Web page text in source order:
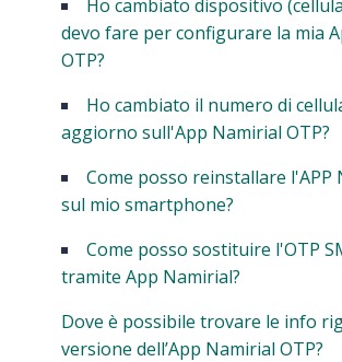
Ho cambiato dispositivo
devo fare per configurare la mia
OTP?
Ho cambiato il numero di
aggiorno sull'App Namirial OTP?
Come posso reinstallare l'APP
sul mio smartphone?
Come posso sostituire l'OTP
tramite App Namirial?
Dove è possibile trovare le info
versione dell’App Namirial OTP?